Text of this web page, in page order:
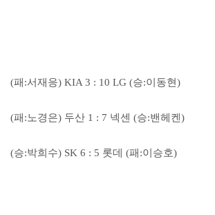
(패:서재응) KIA 3 : 10 LG (승:이동현)
(패:노경은) 두산 1 : 7 넥센 (승:밴헤켄)
(승:박희수) SK 6 : 5 롯데 (패:이승호)